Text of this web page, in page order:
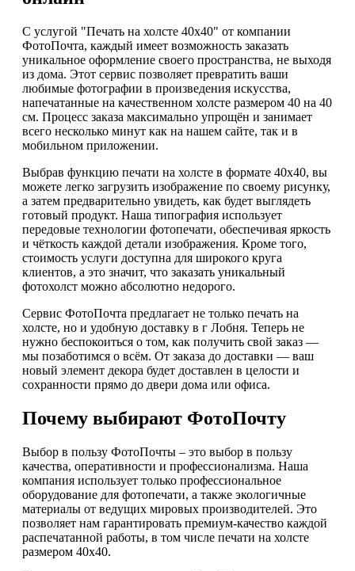
С услугой "Печать на холсте 40х40" от компании
ФотоПочта, каждый имеет возможность заказать
уникальное оформление своего пространства, не выходя
из дома. Этот сервис позволяет превратить ваши
любимые фотографии в произведения искусства,
напечатанные на качественном холсте размером 40 на 40
см. Процесс заказа максимально упрощён и занимает
всего несколько минут как на нашем сайте, так и в
мобильном приложении.
Выбрав функцию печати на холсте в формате 40х40, вы
можете легко загрузить изображение по своему рисунку,
а затем предварительно увидеть, как будет выглядеть
готовый продукт. Наша типография использует
передовые технологии фотопечати, обеспечивая яркость
и чёткость каждой детали изображения. Кроме того,
стоимость услуги доступна для широкого круга
клиентов, а это значит, что заказать уникальный
фотохолст можно абсолютно недорого.
Сервис ФотоПочта предлагает не только печать на
холсте, но и удобную доставку в г Лобня. Теперь не
нужно беспокоиться о том, как получить свой заказ —
мы позаботимся о всём. От заказа до доставки — ваш
новый элемент декора будет доставлен в целости и
сохранности прямо до двери дома или офиса.
Почему выбирают ФотоПочту
Выбор в пользу ФотоПочты – это выбор в пользу
качества, оперативности и профессионализма. Наша
компания использует только профессиональное
оборудование для фотопечати, а также экологичные
материалы от ведущих мировых производителей. Это
позволяет нам гарантировать премиум-качество каждой
распечатанной работы, в том числе печати на холсте
размером 40х40.